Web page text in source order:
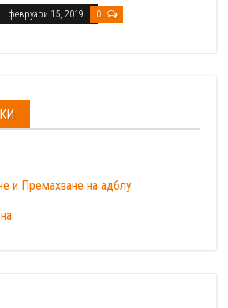
февруари 15, 2019 0
и Премахване на адблу